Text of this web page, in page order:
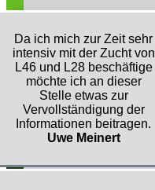
Da ich mich zur Zeit sehr
intensiv mit der Zucht von
L46 und L28 beschäftige
möchte ich an dieser
Stelle etwas zur
Vervollständigung der
Informationen beitragen.
Uwe Meinert